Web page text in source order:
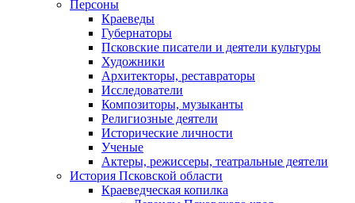
Персоны
Краеведы
Губернаторы
Псковские писатели и деятели культуры
Художники
Архитекторы, реставраторы
Исследователи
Композиторы, музыканты
Религиозные деятели
Исторические личности
Ученые
Актеры, режиссеры, театральные деятели
История Псковской области
Краеведческая копилка